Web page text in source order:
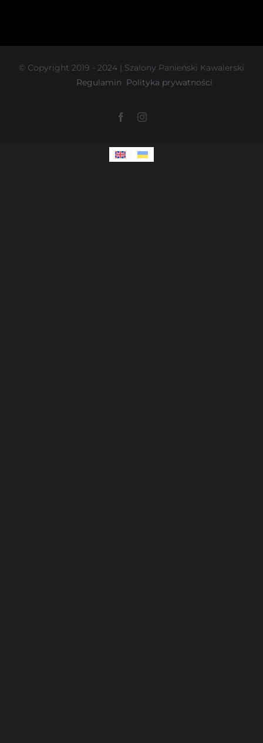
© Copyright 2019 - 2024 | Szalony Panieński Kawalerski
Regulamin Polityka prywatności
FacebookInstagram